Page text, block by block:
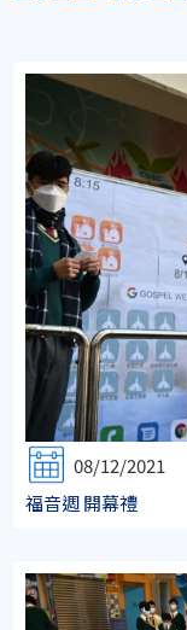
08/12/2021
福音週 開幕禮